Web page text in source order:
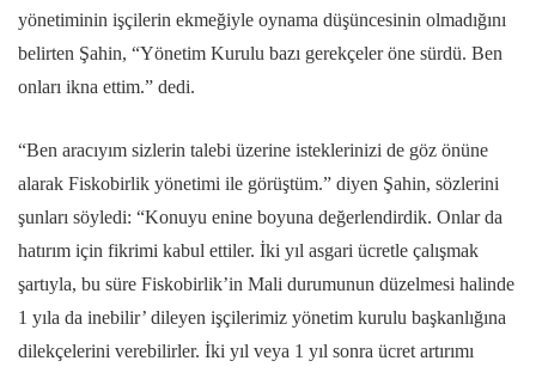
yönetiminin işçilerin ekmeğiyle oynama düşüncesinin olmadığını
belirten Şahin, “Yönetim Kurulu bazı gerekçeler öne sürdü. Ben
onları ikna ettim.” dedi.
“Ben aracıyım sizlerin talebi üzerine isteklerinizi de göz önüne
alarak Fiskobirlik yönetimi ile görüştüm.” diyen Şahin, sözlerini
şunları söyledi: “Konuyu enine boyuna değerlendirdik. Onlar da
hatırım için fikrimi kabul ettiler. İki yıl asgari ücretle çalışmak
şartıyla, bu süre Fiskobirlik’in Mali durumunun düzelmesi halinde
1 yıla da inebilir’ dileyen işçilerimiz yönetim kurulu başkanlığına
dilekçelerini verebilirler. İki yıl veya 1 yıl sonra ücret artırımı